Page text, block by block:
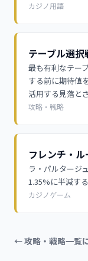
カジノ用語
テーブル選択
最も有利なテー
する前に期待値
活用する見落と
攻略・戦略
フレンチ・ル
ラ・パルタージ
1.35%に半減す
カジノゲーム
← 攻略・戦略一覧